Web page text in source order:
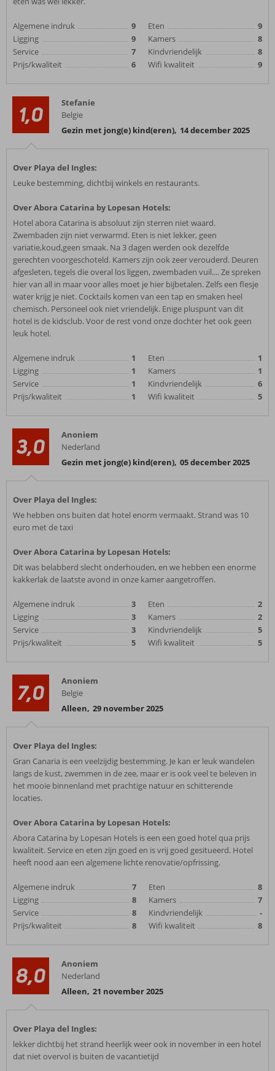
Algemene indruk
9
Ligging
9
Service
7
Prijs/kwaliteit
6
Eten
9
Kamers
8
Kindvriendelijk
8
Wifi kwaliteit
9
1,0
Stefanie
Belgie
Gezin met jong(e) kind(eren), 14 december 2025
Over Playa del Ingles:
Leuke bestemming, dichtbij winkels en restaurants.
Over Abora Catarina by Lopesan Hotels:
Hotel abora Catarina is absoluut zijn sterren niet waard.
Zwembaden zijn niet verwarmd. Eten is niet lekker, geen
variatie,koud,geen smaak. Na 3 dagen werden ook dezelfde
gerechten voorgeschoteld. Kamers zijn ook zeer verouderd. Deuren
afgesleten, tegels die overal los liggen, zwembaden vuil.... Ze spreken
hier van all in maar voor alles moet je hier bijbetalen. Zelfs een flesje
water krijg je niet. Cocktails komen van een tap en smaken heel
chemisch. Personeel ook niet vriendelijk. Enige pluspunt van dit
hotel is de kidsclub. Voor de rest vond onze dochter het ook geen
leuk hotel.
Algemene indruk
1
Ligging
1
Service
1
Prijs/kwaliteit
1
Eten
1
Kamers
1
Kindvriendelijk
6
Wifi kwaliteit
5
3,0
Anoniem
Nederland
Gezin met jong(e) kind(eren), 05 december 2025
Over Playa del Ingles:
We hebben ons buiten dat hotel enorm vermaakt. Strand was 10
euro met de taxi
Over Abora Catarina by Lopesan Hotels:
Dit was belabberd slecht onderhouden, en we hebben een enorme
kakkerlak de laatste avond in onze kamer aangetroffen.
Algemene indruk
3
Ligging
3
Service
3
Prijs/kwaliteit
5
Eten
2
Kamers
2
Kindvriendelijk
5
Wifi kwaliteit
5
7,0
Anoniem
Belgie
Alleen, 29 november 2025
Over Playa del Ingles:
Gran Canaria is een veelzijdig bestemming. Je kan er leuk wandelen
langs de kust, zwemmen in de zee, maar er is ook veel te beleven in
het mooie binnenland met prachtige natuur en schitterende
locaties.
Over Abora Catarina by Lopesan Hotels:
Abora Catarina by Lopesan Hotels is een een goed hotel qua prijs
kwaliteit. Service en eten zijn goed en is vrij goed gesitueerd. Hotel
heeft nood aan een algemene lichte renovatie/opfrissing.
Algemene indruk
7
Ligging
8
Service
8
Prijs/kwaliteit
8
Eten
8
Kamers
7
Kindvriendelijk
-
Wifi kwaliteit
8
8,0
Anoniem
Nederland
Alleen, 21 november 2025
Over Playa del Ingles:
lekker dichtbij het strand heerlijk weer ook in november in een hotel
dat niet overvol is buiten de vacantietijd